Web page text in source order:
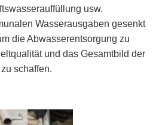
usw.
Wasserausgaben gesenkt
die Abwasserentsorgung zu
und das Gesamtbild der
schaffen.